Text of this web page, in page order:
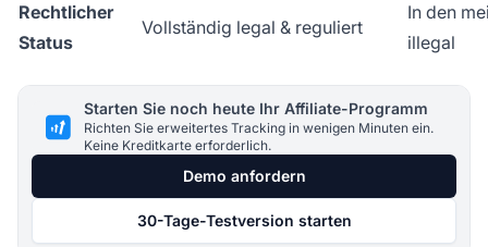
Rechtlicher
Status
Vollständig legal & reguliert
In den
illegal
Starten Sie noch heute Ihr Affiliate-Programm
Richten Sie erweitertes Tracking in wenigen Minuten ein.
Keine Kreditkarte erforderlich.
Demo anfordern
30-Tage-Testversion starten